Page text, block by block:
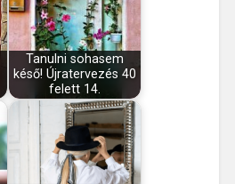
Tanulni sohasem
késő! Újratervezés 40
felett 14.